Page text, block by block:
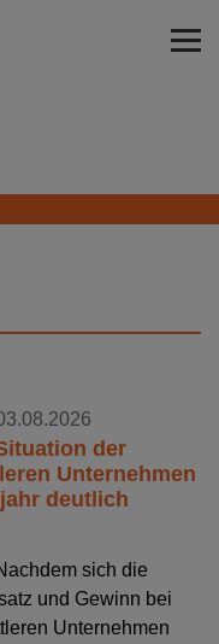
Bonn
03.08.2026
der
Unternehmen
deutlich
sich die
und Gewinn bei
Unternehmen